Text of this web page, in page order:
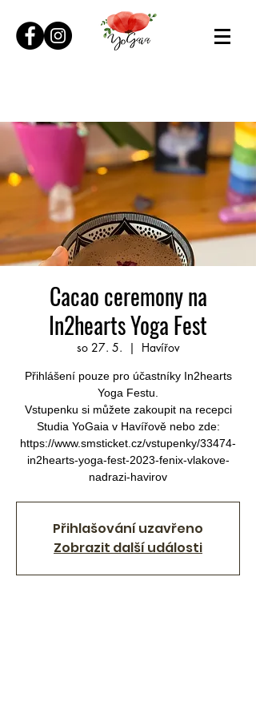
Cacao ceremony na
In2hearts Yoga Fest
so 27. 5.
  |
Havířov
Přihlášení pouze pro účastníky In2hearts
Yoga Festu.
Vstupenku si můžete zakoupit na recepci
Studia YoGaia v Havířově nebo zde:
https://www.smsticket.cz/vstupenky/33474-
in2hearts-yoga-fest-2023-fenix-vlakove-
nadrazi-havirov
Přihlašování uzavřeno
Zobrazit další události